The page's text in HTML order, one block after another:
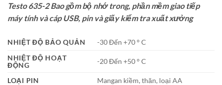
Testo 635-2 Bao gồm bộ nhớ trong, phần mềm giao tiếp
máy tính và cáp USB, pin và giấy kiểm tra xuất xưởng
NHIỆT ĐỘ BẢO QUẢN
-30 Đến +70 ° C
NHIỆT ĐỘ HOẠT
ĐỘNG
-20 Đến +50 ° C
LOẠI PIN Mangan kiềm, thăn, loại AA